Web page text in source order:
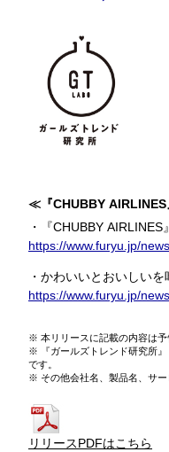
≪『CHUBBY
・『CHUBBY
https://www.furyu.jp/
・かわいいとおいしい
https://www.furyu.jp/
本リリースに記載の内容は
『ガールズトレンド研究所
です。
その他会社名、製品名、サ
リリースPDFはこちら